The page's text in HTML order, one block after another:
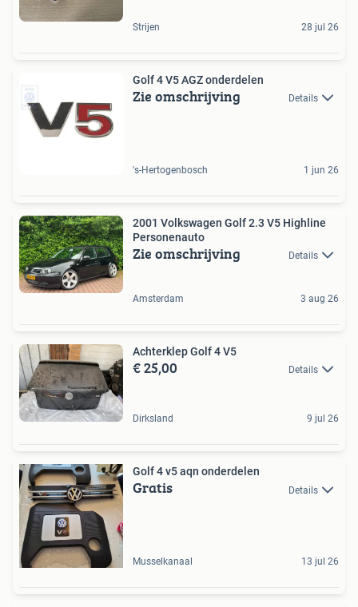
Strijen 28 jul 26
Golf 4 V5 AGZ onderdelen
Zie omschrijving Details
's-Hertogenbosch 1 jun 26
2001 Volkswagen Golf 2.3 V5 Highline
Personenauto
Zie omschrijving Details
Amsterdam 3 aug 26
Achterklep Golf 4 V5
€ 25,00 Details
Dirksland 9 jul 26
Golf 4 v5 aqn onderdelen
Gratis Details
Musselkanaal 13 jul 26